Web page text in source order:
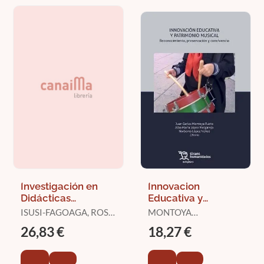
Investigación en
Didácticas
Específicas:
Expresión Musical
ISUSI-FAGOAGA, ROSA
ANA MARÍA / CUERVO,
DESIRÉE / BONASTRE,
26,83 €
Innovacion
Educativa y
Patrimonio Musical
MONTOYA
18,27 €